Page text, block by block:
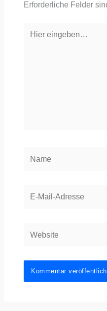
Erforderliche Felder
eingeben…
Mail-